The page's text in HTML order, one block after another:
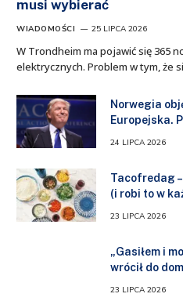
musi wybierać
WIADOMOŚCI 25 LIPCA 2026
W Trondheim ma pojawić się 365
elektrycznych. Problem w tym, że
Norwegia
Europejska.
24 LIPCA 2026
Tacofredag
(i robi to w
23 LIPCA 2026
„Gasiłem i
wrócił do
23 LIPCA 2026